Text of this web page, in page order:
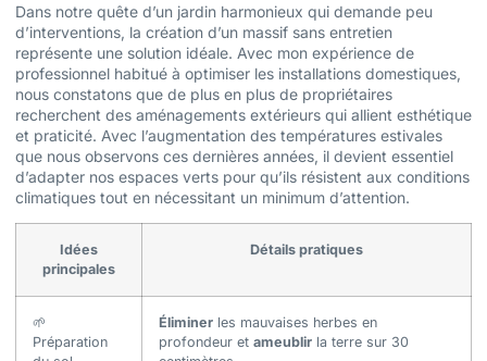
Dans notre quête d’un jardin harmonieux qui demande peu
d’interventions, la création d’un massif sans entretien
représente une solution idéale. Avec mon expérience de
professionnel habitué à optimiser les installations domestiques,
nous constatons que de plus en plus de propriétaires
recherchent des aménagements extérieurs qui allient esthétique
et praticité. Avec l’augmentation des températures estivales
que nous observons ces dernières années, il devient essentiel
d’adapter nos espaces verts pour qu’ils résistent aux conditions
climatiques tout en nécessitant un minimum d’attention.
Idées
principales
Détails pratiques
🌱
Préparation
Éliminer les mauvaises herbes en
profondeur et ameublir la terre sur 30